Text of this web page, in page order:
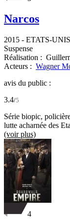
Narcos
2015 - ETATS-UNIS
Suspense
Réalisation :
Acteurs : Wagner
avis du public :
3.4/5
Série biopic,
lutte acharnée des
(voir plus)
4